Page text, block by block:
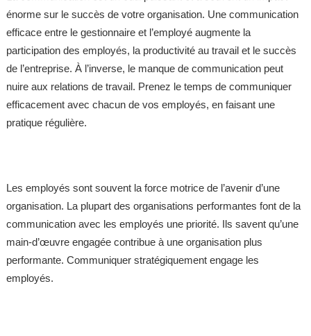
énorme sur le succès de votre organisation. Une communication
efficace entre le gestionnaire et l’employé augmente la
participation des employés, la productivité au travail et le succès
de l’entreprise. À l’inverse, le manque de communication peut
nuire aux relations de travail. Prenez le temps de communiquer
efficacement avec chacun de vos employés, en faisant une
pratique régulière.
Les employés sont souvent la force motrice de l’avenir d’une
organisation. La plupart des organisations performantes font de la
communication avec les employés une priorité. Ils savent qu’une
main-d’œuvre engagée contribue à une organisation plus
performante. Communiquer stratégiquement engage les
employés.